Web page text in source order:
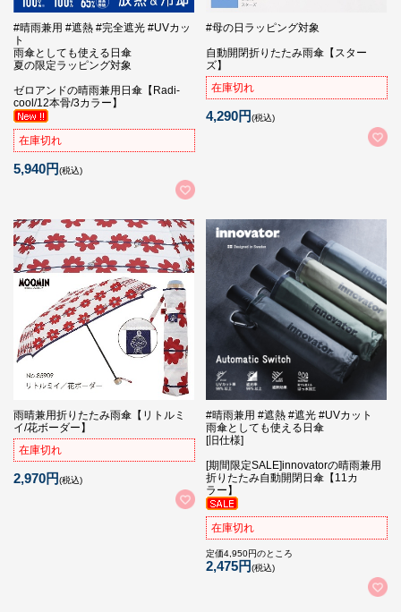
#晴雨兼用 #遮熱 #完全遮光 #UVカッ
ト
雨傘としても使える日傘
夏の限定ラッピング対象
ゼロアンドの晴雨兼用日傘【Radi-
cool/12本骨/3カラー】
在庫切れ
5,940円(税込)
#母の日ラッピング対象
自動開閉折りたたみ雨傘【スター
ズ】
在庫切れ
4,290円(税込)
雨晴兼用折りたたみ雨傘【リトルミ
イ/花ボーダー】
在庫切れ
2,970円(税込)
#晴雨兼用 #遮熱 #遮光 #UVカット
雨傘としても使える日傘
[旧仕様]
[期間限定SALE]innovatorの晴雨兼用
折りたたみ自動開閉日傘【11カ
ラー】
在庫切れ
定価4,950円のところ
2,475円(税込)